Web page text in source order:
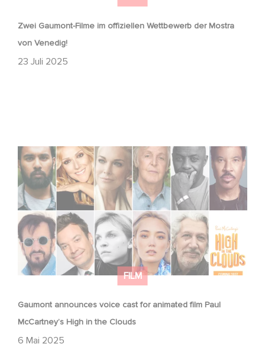
Zwei Gaumont-Filme im offiziellen Wettbewerb der Mostra
von Venedig!
23 Juli 2025
FILM
Gaumont announces voice cast for animated film Paul
McCartney’s High in the Clouds
6 Mai 2025
Gaumont announces voice cast for animated film Paul
McCartney’s High in the Clouds